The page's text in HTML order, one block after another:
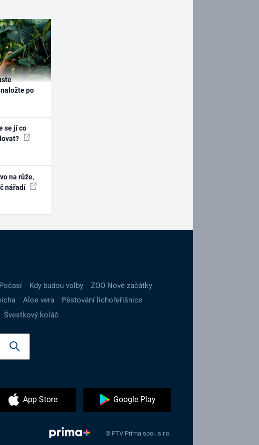
po
se jí co
na růže,
nářadí
Počasí Kdy budou volby
ZOO Nové začátky
Aloe vera
Pěstování lichořeřišnice
Švestkový koláč
App Store Google Play
© FTV Prima spol. s r.o.